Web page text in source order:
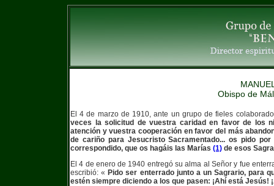
Obispo de
El 4 de marzo de 1910, ante un grupo de fieles
veces la solicitud de vuestra caridad en favor de los
atención y vuestra cooperación en favor del más
de cariño para Jesucristo Sacramentado... os pido
correspondido, que os hagáis las Marías (1) de esos
El 4 de enero de 1940 entregó su alma al Señor y fue
escribió: « Pido ser enterrado junto a un Sagrario, para
estén siempre diciendo a los que pasen: ¡Ahí está Jesús!